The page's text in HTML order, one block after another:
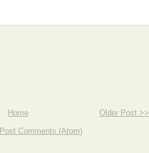
Older Post >>
Home
Post Comments (Atom)